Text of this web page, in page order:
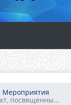
Мероприятия
посвященны...